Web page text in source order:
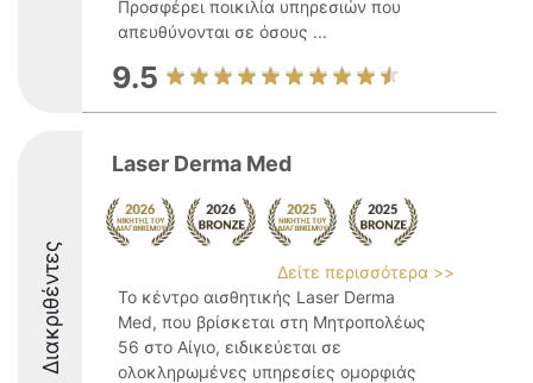
Προσφέρει ποικιλία υπηρεσιών που
απευθύνονται σε όσους ...
9.5
Διακριθέντες
Laser Derma Med
Δείτε περισσότερα >>
Το κέντρο αισθητικής Laser Derma
Med, που βρίσκεται στη Μητροπολέως
56 στο Αίγιο, ειδικεύεται σε
ολοκληρωμένες υπηρεσίες ομορφιάς